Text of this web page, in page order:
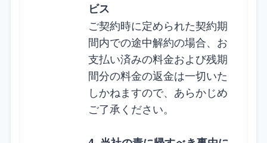
ビス
ご契約時に定められた契約期
間内での途中解約の場合、お
支払い済みの料金および残期
間分の料金の返金は一切いた
しかねますので、あらかじめ
ご了承ください。